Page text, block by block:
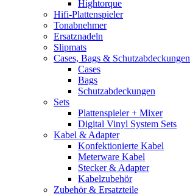
Hightorque
Hifi-Plattenspieler
Tonabnehmer
Ersatznadeln
Slipmats
Cases, Bags & Schutzabdeckungen
Cases
Bags
Schutzabdeckungen
Sets
Plattenspieler + Mixer
Digital Vinyl System Sets
Kabel & Adapter
Konfektionierte Kabel
Meterware Kabel
Stecker & Adapter
Kabelzubehör
Zubehör & Ersatzteile